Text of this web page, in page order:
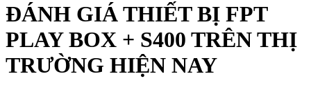
ĐÁNH GIÁ THIẾT BỊ FPT
PLAY BOX + S400 TRÊN THỊ
TRƯỜNG HIỆN NAY